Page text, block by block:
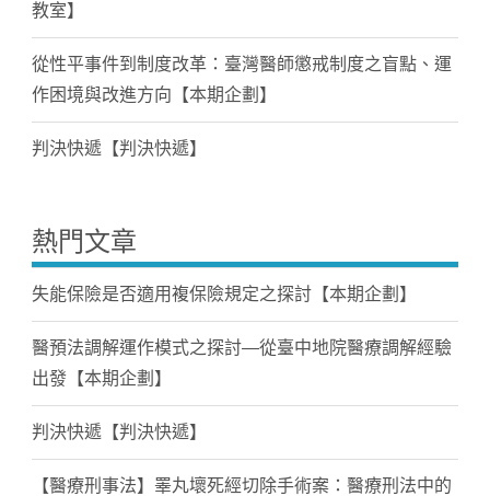
教室】
從性平事件到制度改革：臺灣醫師懲戒制度之盲點、運
作困境與改進方向【本期企劃】
判決快遞【判決快遞】
熱門文章
失能保險是否適用複保險規定之探討【本期企劃】
醫預法調解運作模式之探討—從臺中地院醫療調解經驗
出發【本期企劃】
判決快遞【判決快遞】
【醫療刑事法】睪丸壞死經切除手術案：醫療刑法中的